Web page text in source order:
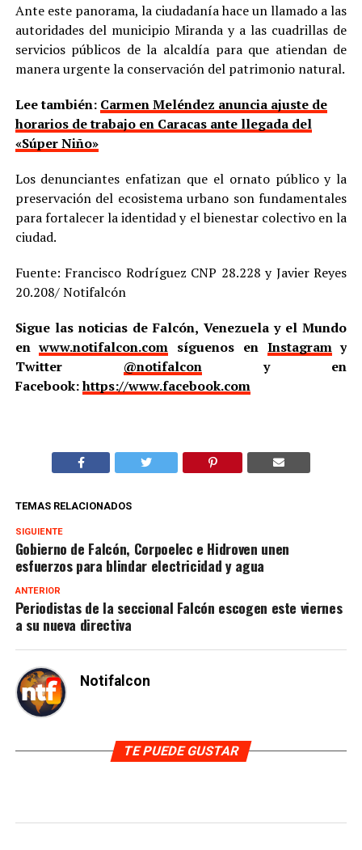
Ante este panorama, la ciudadanía hace un llamado a las
autoridades del municipio Miranda y a las cuadrillas de
servicios públicos de la alcaldía para que atiendan de
manera urgente la conservación del patrimonio natural.
Lee también: Carmen Meléndez anuncia ajuste de
horarios de trabajo en Caracas ante llegada del
«Súper Niño»
Los denunciantes enfatizan que el ornato público y la
preservación del ecosistema urbano son fundamentales
para fortalecer la identidad y el bienestar colectivo en la
ciudad.
Fuente: Francisco Rodríguez CNP 28.228 y Javier Reyes
20.208/ Notifalcón
Sigue las noticias de Falcón, Venezuela y el Mundo
enwww.notifalcon.com síguenos en Instagramy
Twitter @notifalcony en
Facebook:https://www.facebook.com
TEMAS RELACIONADOS
SIGUIENTE
Gobierno de Falcón, Corpoelec e Hidroven unen
esfuerzos para blindar electricidad y agua
ANTERIOR
Periodistas de la seccional Falcón escogen este viernes
a su nueva directiva
Notifalcon
TE PUEDE GUSTAR